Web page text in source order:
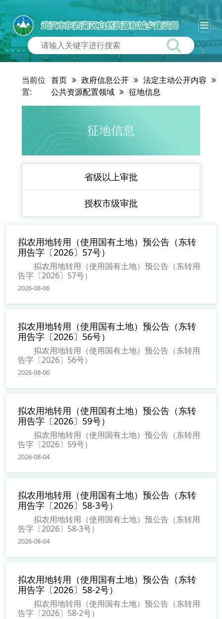
当前位
置:
首页 政府信息公开
法定主动公开内容
公共资源配置领域
征地信息
征地信息
省级以上审批
授权市级审批
拟农用地转用（使用国有土地）预公告（东转
用告字〔2026〕57号）
拟农用地转用（使用国有土地）预公告（东转用
告字〔2026〕57号）
2026-08-06
拟农用地转用（使用国有土地）预公告（东转
用告字〔2026〕56号）
拟农用地转用（使用国有土地）预公告（东转用
告字〔2026〕56号）
2026-08-06
拟农用地转用（使用国有土地）预公告（东转
用告字〔2026〕59号）
拟农用地转用（使用国有土地）预公告（东转用
告字〔2026〕59号）
2026-08-04
拟农用地转用（使用国有土地）预公告（东转
用告字〔2026〕58-3号）
拟农用地转用（使用国有土地）预公告（东转用
告字〔2026〕58-3号）
2026-08-04
拟农用地转用（使用国有土地）预公告（东转
用告字〔2026〕58-2号）
拟农用地转用（使用国有土地）预公告（东转用
告字〔2026〕58-2号）